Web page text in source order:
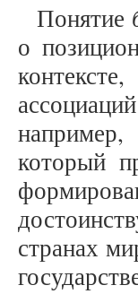
Понятие
о
который
странах